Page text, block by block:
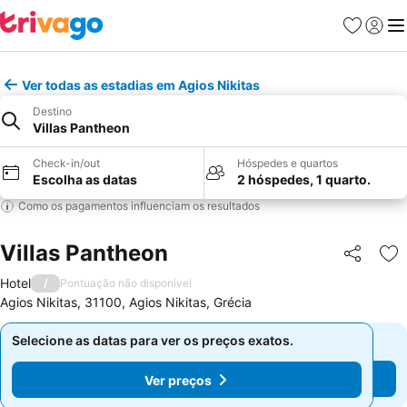
Favoritos
Iniciar
Ver todas as estadias em Agios Nikitas
Destino
Villas Pantheon
Check-in/out
Escolha as datas
Hóspedes e quartos
2 hóspedes, 1 quarto.
Como os pagamentos influenciam os resultados
Villas Pantheon Partilhar
Hotel / Pontuação não disponível
Agios Nikitas, 31100, Agios Nikitas, Grécia
Selecione as datas para ver os preços exatos.
Ver preços
Selecione as datas para ver os preços exatos.
Ver preços